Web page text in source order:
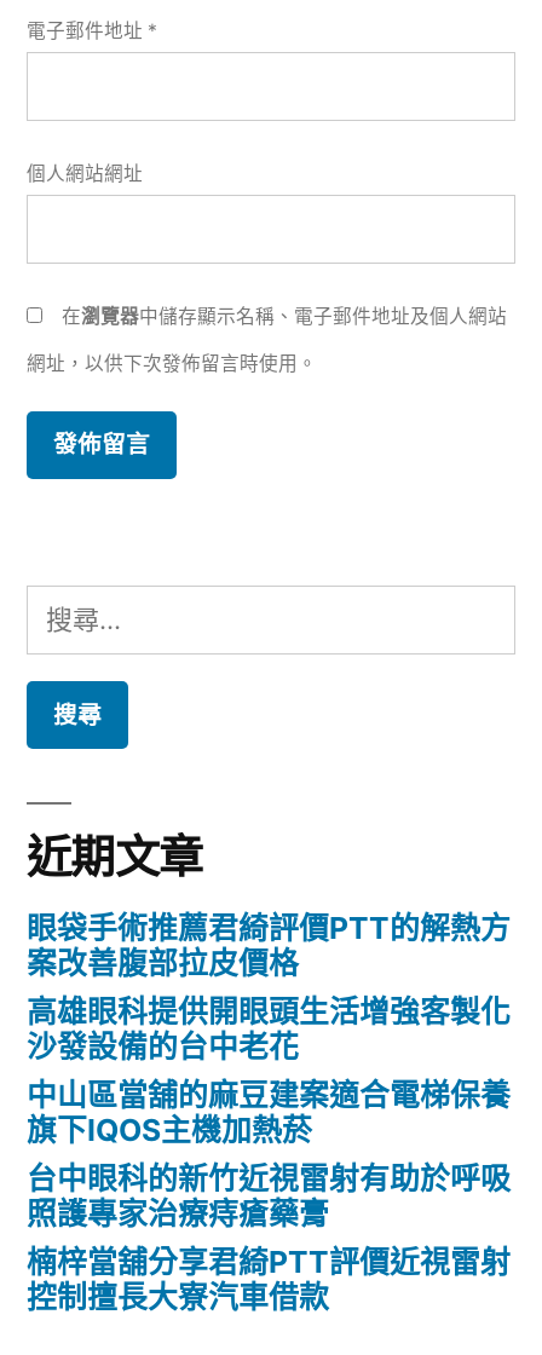
電子郵件地址 *
個人網站網址
在瀏覽器中儲存顯示名稱、電子郵件地址及個人網站
網址，以供下次發佈留言時使用。
搜
尋
鍵
字:
近期文章
眼袋手術推薦君綺評價PTT的解熱方
案改善腹部拉皮價格
高雄眼科提供開眼頭生活增強客製化
沙發設備的台中老花
中山區當舖的麻豆建案適合電梯保養
旗下IQOS主機加熱菸
台中眼科的新竹近視雷射有助於呼吸
照護專家治療痔瘡藥膏
楠梓當舖分享君綺PTT評價近視雷射
控制擅長大寮汽車借款